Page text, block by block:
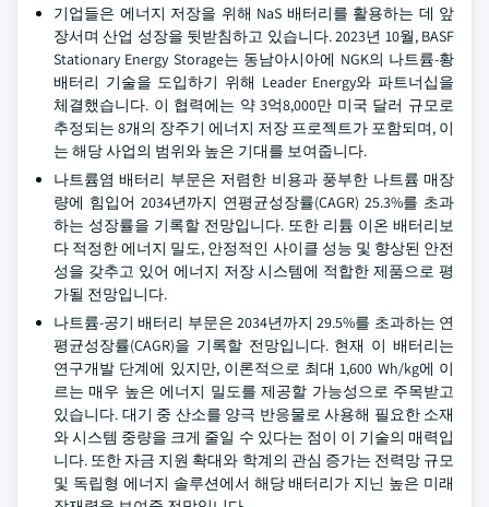
기업들은 에너지 저장을 위해 NaS 배터리를 활용하는 데 앞
장서며 산업 성장을 뒷받침하고 있습니다. 2023년 10월, BASF
Stationary Energy Storage는 동남아시아에 NGK의 나트륨-황
배터리 기술을 도입하기 위해 Leader Energy와 파트너십을
체결했습니다. 이 협력에는 약 3억8,000만 미국 달러 규모로
추정되는 8개의 장주기 에너지 저장 프로젝트가 포함되며, 이
는 해당 사업의 범위와 높은 기대를 보여줍니다.
나트륨염 배터리 부문은 저렴한 비용과 풍부한 나트륨 매장
량에 힘입어 2034년까지 연평균성장률(CAGR) 25.3%를 초과
하는 성장률을 기록할 전망입니다. 또한 리튬 이온 배터리보
다 적정한 에너지 밀도, 안정적인 사이클 성능 및 향상된 안전
성을 갖추고 있어 에너지 저장 시스템에 적합한 제품으로 평
가될 전망입니다.
나트륨-공기 배터리 부문은 2034년까지 29.5%를 초과하는 연
평균성장률(CAGR)을 기록할 전망입니다. 현재 이 배터리는
연구개발 단계에 있지만, 이론적으로 최대 1,600 Wh/kg에 이
르는 매우 높은 에너지 밀도를 제공할 가능성으로 주목받고
있습니다. 대기 중 산소를 양극 반응물로 사용해 필요한 소재
와 시스템 중량을 크게 줄일 수 있다는 점이 이 기술의 매력입
니다. 또한 자금 지원 확대와 학계의 관심 증가는 전력망 규모
및 독립형 에너지 솔루션에서 해당 배터리가 지닌 높은 미래